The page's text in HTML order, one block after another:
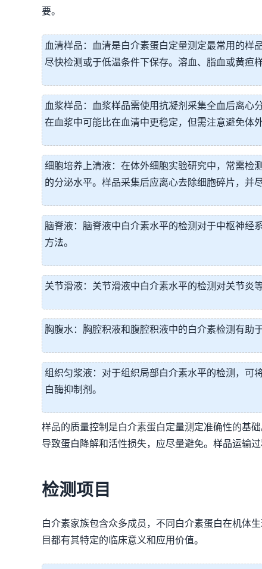
要。
血清样品：血清是白介素蛋白定量测定最常用的样
尽快检测或于低温条件下保存。溶血、脂血或黄疸
血浆样品：血浆样品需使用抗凝剂采集全血后离心
在血浆中可能比在血清中更稳定，但需注意避免体
细胞培养上清液：在体外细胞实验研究中，常需检
的分泌水平。样品采集后应离心去除细胞碎片，并
脑脊液：脑脊液中白介素水平的检测对于中枢神经
方法。
关节滑液：关节滑液中白介素水平的检测对关节炎
胸腹水：胸腔积液和腹腔积液中的白介素检测有助
组织匀浆液：对于组织局部白介素水平的检测，可
白酶抑制剂。
样品的质量控制是白介素蛋白定量测定准确性的基
导致蛋白降解和活性损失，应尽量避免。样品运输
检测项目
白介素家族包含众多成员，不同白介素蛋白在机体
目都有其特定的临床意义和应用价值。